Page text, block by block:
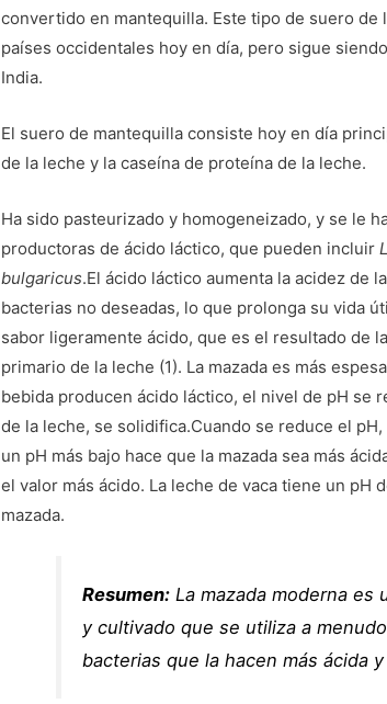
convertido en mantequilla. Este tipo de suero
países occidentales hoy en día, pero sigue
India.
El suero de mantequilla consiste hoy en día
de la leche y la caseína de proteína de la leche.
Ha sido pasteurizado y homogeneizado, y se le
productoras de ácido láctico, que pueden incluir
bulgaricus.El ácido láctico aumenta la acidez de
bacterias no deseadas, lo que prolonga su vida
sabor ligeramente ácido, que es el resultado de
primario de la leche (1). La mazada es más
bebida producen ácido láctico, el nivel de pH se
de la leche, se solidifica.Cuando se reduce el
un pH más bajo hace que la mazada sea más
el valor más ácido. La leche de vaca tiene un pH
mazada.
Resumen: La mazada moderna
y cultivado que se utiliza a
bacterias que la hacen más ácida